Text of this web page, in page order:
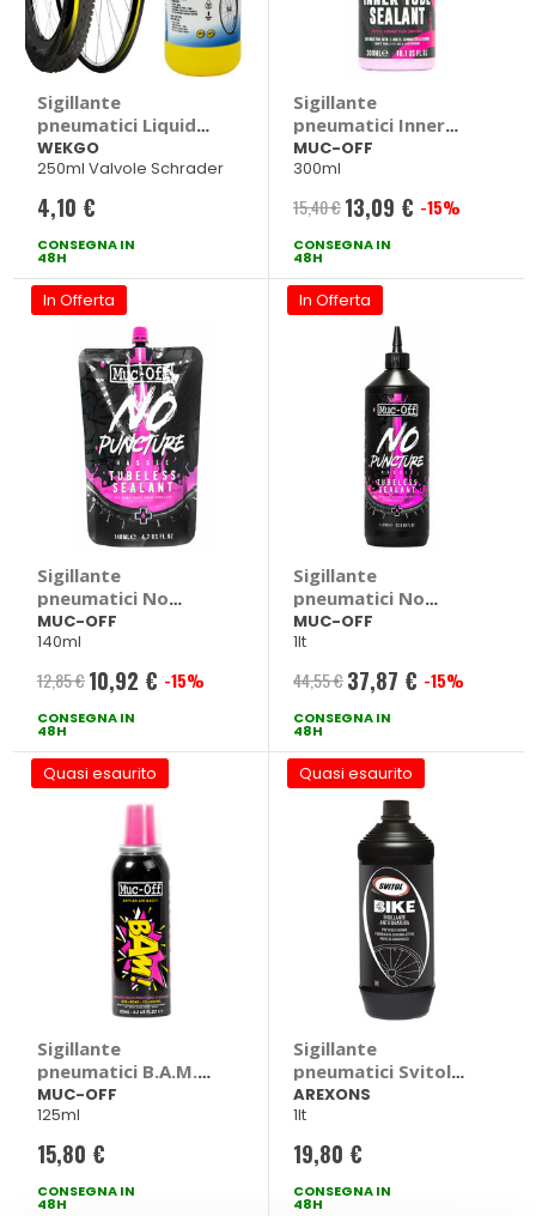
Sigillante
pneumatici Liquido -
WEKGO
WEKGO
250ml Valvole Schrader
4,10 €
CONSEGNA IN
48H
Sigillante
pneumatici Inner
Tube Sealant -
MUC-OFF
MUC-OFF
300ml
15,40 € Prezzo
speciale
13,09 € -15%
CONSEGNA IN
48H
In Offerta
Sigillante
pneumatici No
Puncture Hassle
Tubeless Sealant -
MUC-OFF
MUC-OFF
140ml
12,85 € Prezzo
speciale
10,92 € -15%
CONSEGNA IN
48H
In Offerta
Sigillante
pneumatici No
Puncture Hassle
Tubeless Sealant -
MUC-OFF
MUC-OFF
1lt
44,55 € Prezzo
speciale
37,87 € -15%
CONSEGNA IN
48H
Quasi esaurito
Sigillante
pneumatici B.A.M.
Instant Puncture
Repair - MUC-OFF
MUC-OFF
125ml
15,80 €
CONSEGNA IN
48H
Quasi esaurito
Sigillante
pneumatici Svitol
Bike - AREXONS
AREXONS
1lt
19,80 €
CONSEGNA IN
48H